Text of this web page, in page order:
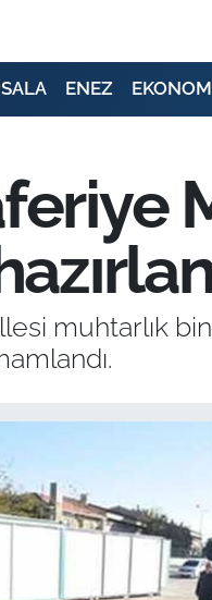
ENEZ
muhtarlık